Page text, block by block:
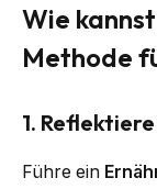
Wie
Methode
1.
Führe ein